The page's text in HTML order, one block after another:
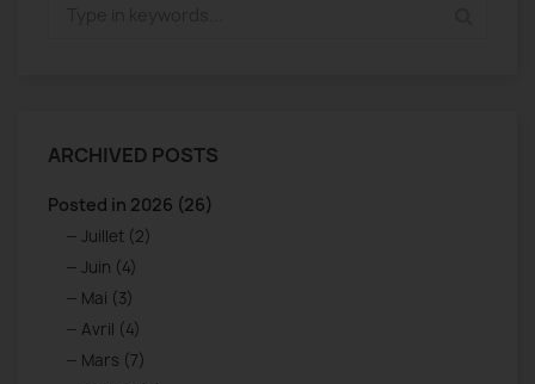
ARCHIVED POSTS
Posted in 2026 (26)
Juillet (2)
Juin (4)
Mai (3)
Avril (4)
Mars (7)